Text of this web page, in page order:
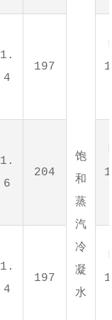
饱
和
蒸
汽
冷
凝
水
1.
4
197
1.
6
204
1.
4
197